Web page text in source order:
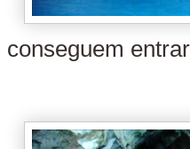
conseguem